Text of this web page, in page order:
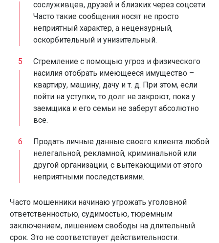
сослуживцев, друзей и близких через соцсети.
Часто такие сообщения носят не просто
неприятный характер, а нецензурный,
оскорбительный и унизительный.
Стремление с помощью угроз и физического
насилия отобрать имеющееся имущество –
квартиру, машину, дачу и т. д. При этом, если
пойти на уступки, то долг не закроют, пока у
заемщика и его семьи не заберут абсолютно
все.
Продать личные данные своего клиента любой
нелегальной, рекламной, криминальной или
другой организации, с вытекающими от этого
неприятными последствиями.
Часто мошенники начинаю угрожать уголовной
ответственностью, судимостью, тюремным
заключением, лишением свободы на длительный
срок. Это не соответствует действительности.